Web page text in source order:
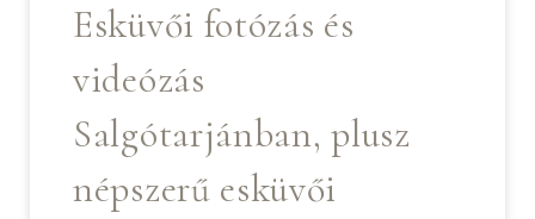
Esküvői fotózás és
videózás
Salgótarjánban, plusz
népszerű esküvői